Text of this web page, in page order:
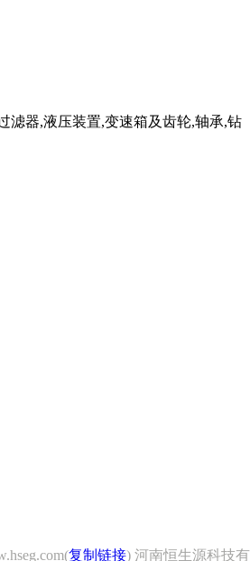
滤器,液压装置,变速箱及齿轮,轴承,钻
复制链接) 河南恒生源科技有